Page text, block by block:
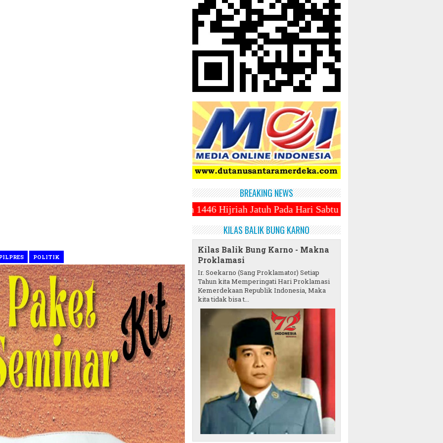
POLITIK
BREAKING NEWS
Tetapkan 1 Ramadhan 1446 Hijriah Jatuh Pada Hari Sabtu 1 Maret 2025 ~||~ 1 Syawal Jatuh
KILAS BALIK BUNG KARNO
Kilas Balik Bung Karno - Makna
Proklamasi
Ir. Soekarno (Sang Proklamator) Setiap
Tahun kita Memperingati Hari Proklamasi
Kemerdekaan Republik Indonesia, Maka
kita tidak bisa t...